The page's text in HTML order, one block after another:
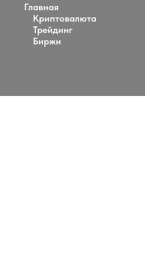
Главная
Криптовалюта
Трейдинг
Биржи